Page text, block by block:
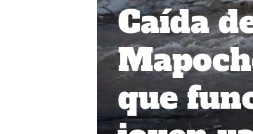
Caída
que